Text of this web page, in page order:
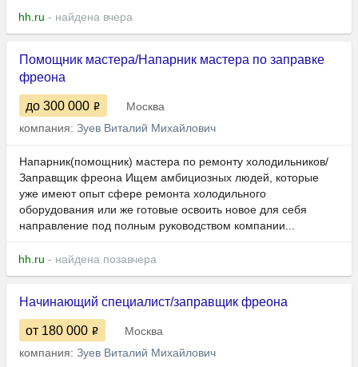
hh.ru - найдена вчера
Помощник мастера/Напарник мастера по заправке
фреона
до 300 000
Москва
компания: Зуев Виталий Михайлович
Напарник(помощник) мастера по ремонту холодильников/
Заправщик фреона Ищем амбициозных людей, которые
уже имеют опыт сфере ремонта холодильного
оборудования или же готовые освоить новое для себя
направление под полным руководством компании...
hh.ru - найдена позавчера
Начинающий специалист/заправщик фреона
от 180 000
Москва
компания: Зуев Виталий Михайлович